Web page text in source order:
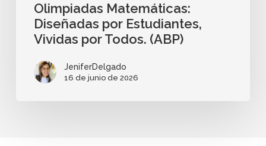
Olimpiadas Matemáticas:
Diseñadas por Estudiantes,
Vividas por Todos. (ABP)
JeniferDelgado
16 de junio de 2026